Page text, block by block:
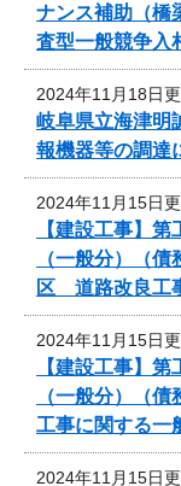
ナンス補助（橋
査型一般競争入
2024年11月18日
岐阜県立海津明
報機器等の調達
2024年11月15日
【建設工事】
（一般分）（
区 道路改良工
2024年11月15日
【建設工事】
（一般分）（
工事に関する一
2024年11月15日